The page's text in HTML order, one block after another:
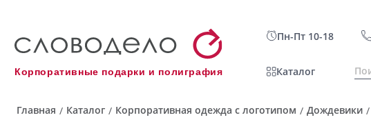
Корпоративные подарки и полиграфия
Пн-Пт 10-18
Каталог
Главная / Каталог / Корпоративная одежда с логотипом / Дождевики /